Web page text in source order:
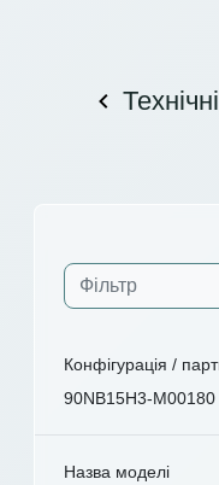
Конфігурація /
90NB15H3-M00180
Назва моделі